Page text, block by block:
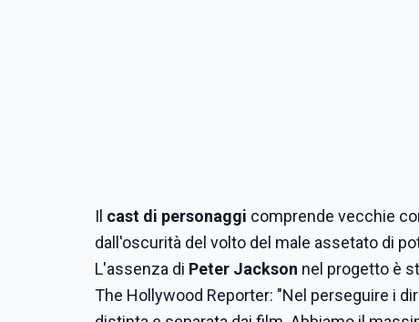
Il cast di personaggi comprende vecchie
dall'oscurità del volto del male assetato di
L'assenza di Peter Jackson nel progetto è
The Hollywood Reporter: "Nel perseguire i